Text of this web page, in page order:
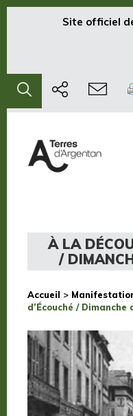
Site officiel
À LA
/
Accueil >
d’Écouché /